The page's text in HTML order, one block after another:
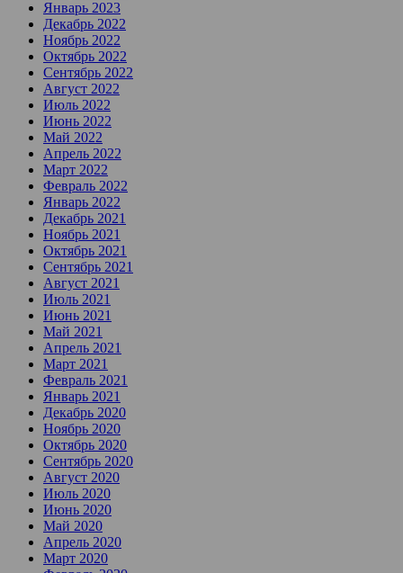
Январь 2023
Декабрь 2022
Ноябрь 2022
Октябрь 2022
Сентябрь 2022
Август 2022
Июль 2022
Июнь 2022
Май 2022
Апрель 2022
Март 2022
Февраль 2022
Январь 2022
Декабрь 2021
Ноябрь 2021
Октябрь 2021
Сентябрь 2021
Август 2021
Июль 2021
Июнь 2021
Май 2021
Апрель 2021
Март 2021
Февраль 2021
Январь 2021
Декабрь 2020
Ноябрь 2020
Октябрь 2020
Сентябрь 2020
Август 2020
Июль 2020
Июнь 2020
Май 2020
Апрель 2020
Март 2020